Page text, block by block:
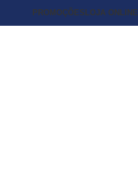
PROMOÇÕES LOJA ONLINE